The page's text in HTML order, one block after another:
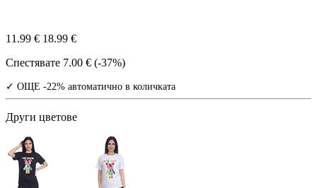
11.99 € 18.99 €
Спестявате 7.00 € (-37%)
✓ ОЩЕ -22% автоматично в количката
Други цветове